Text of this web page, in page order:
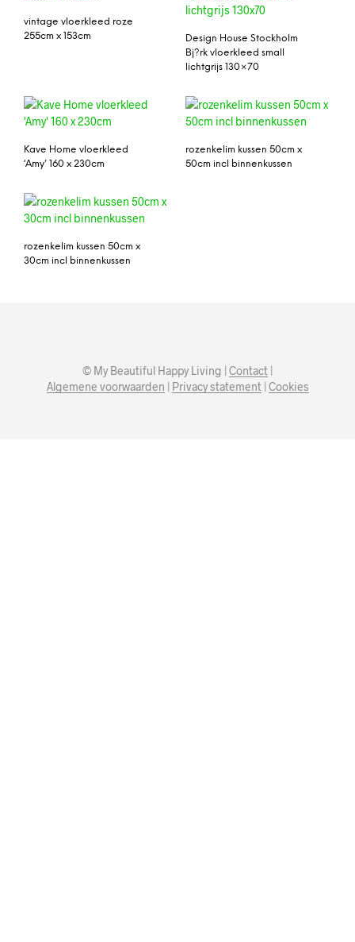
vintage vloerkleed roze
255cm x 153cm
Design House Stockholm
Bj?rk vloerkleed small
lichtgrijs 130×70
Kave Home vloerkleed
‘Amy’ 160 x 230cm
rozenkelim kussen 50cm x
50cm incl binnenkussen
rozenkelim kussen 50cm x
30cm incl binnenkussen
© My Beautiful Happy Living | Contact |
Algemene voorwaarden | Privacy statement| Cookies